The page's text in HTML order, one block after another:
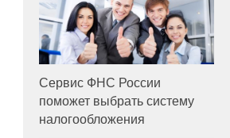
Сервис ФНС России
поможет выбрать систему
налогообложения